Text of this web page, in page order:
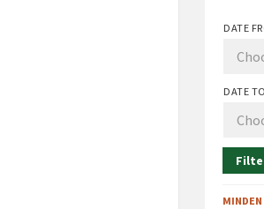
DATE
DATE
MINDEN